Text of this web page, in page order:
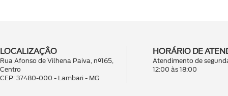
LOCALIZAÇÂO
Rua Afonso de Vilhena Paiva, nº165,
Centro
CEP: 37480-000 - Lambari - MG
HORÁRIO DE
Atendimento de
12:00 às 18:00